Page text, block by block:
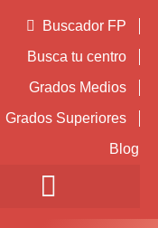
Buscador FP
Busca tu centro
Grados Medios
Grados Superiores
Blog